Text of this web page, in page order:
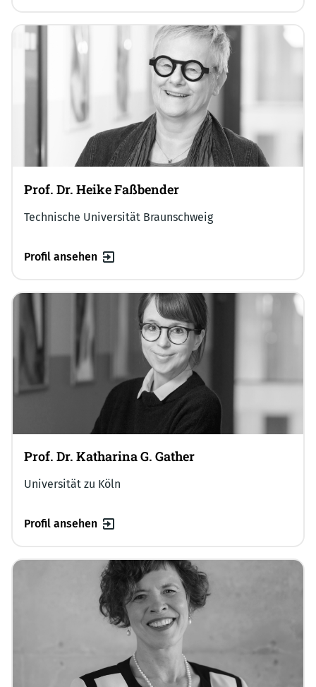
Prof. Dr. Heike Faßbender
Technische Universität Braunschweig
Profil ansehen
Prof. Dr. Katharina G. Gather
Universität zu Köln
Profil ansehen